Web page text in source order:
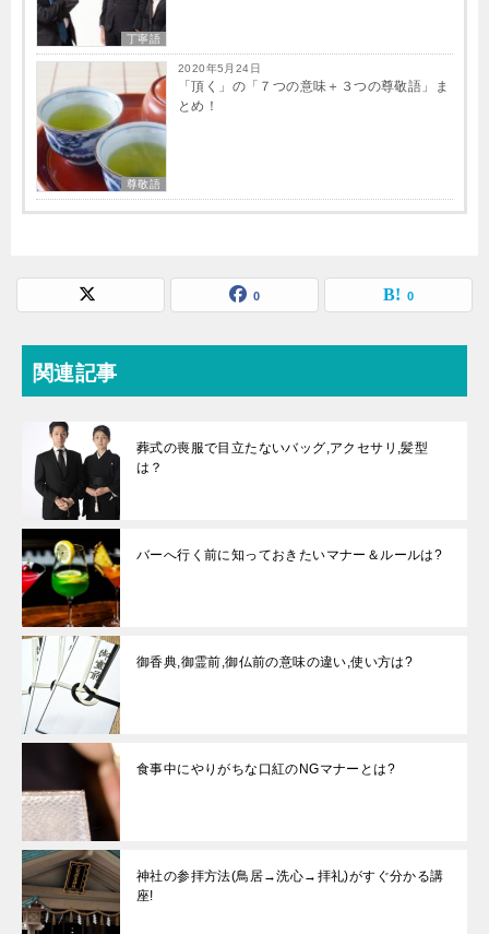
丁寧語
尊敬語
2020年5月24日
「頂く」の「７つの意味＋３つの尊敬語」ま
とめ！
0 0
関連記事
葬式の喪服で目立たないバッグ,アクセサリ,髪型
は？
バーへ行く前に知っておきたいマナー＆ルールは?
御香典,御霊前,御仏前の意味の違い,使い方は?
食事中にやりがちな口紅のNGマナーとは?
神社の参拝方法(鳥居→洗心→拝礼)がすぐ分かる講
座!